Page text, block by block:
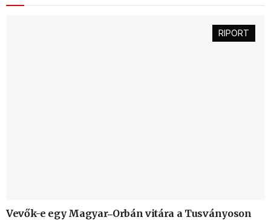
RIPORT
Vevők-e egy Magyar‒Orbán vitára a Tusványoson